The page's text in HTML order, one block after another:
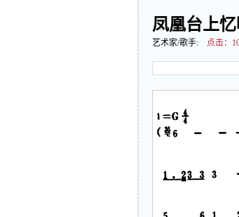
凤凰台上
艺术家/歌手: 点击：